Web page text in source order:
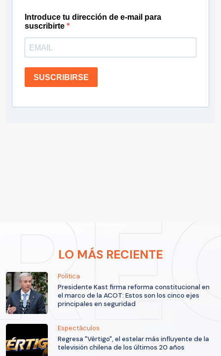
Introduce tu dirección de e-mail para
suscribirte
SUSCRIBIRSE
LO MÁS RECIENTE
Política
Presidente Kast firma reforma constitucional en
el marco de la ACOT: Estos son los cinco ejes
principales en seguridad
Espectáculos
Regresa "Vértigo", el estelar más influyente de la
televisión chilena de los últimos 20 años